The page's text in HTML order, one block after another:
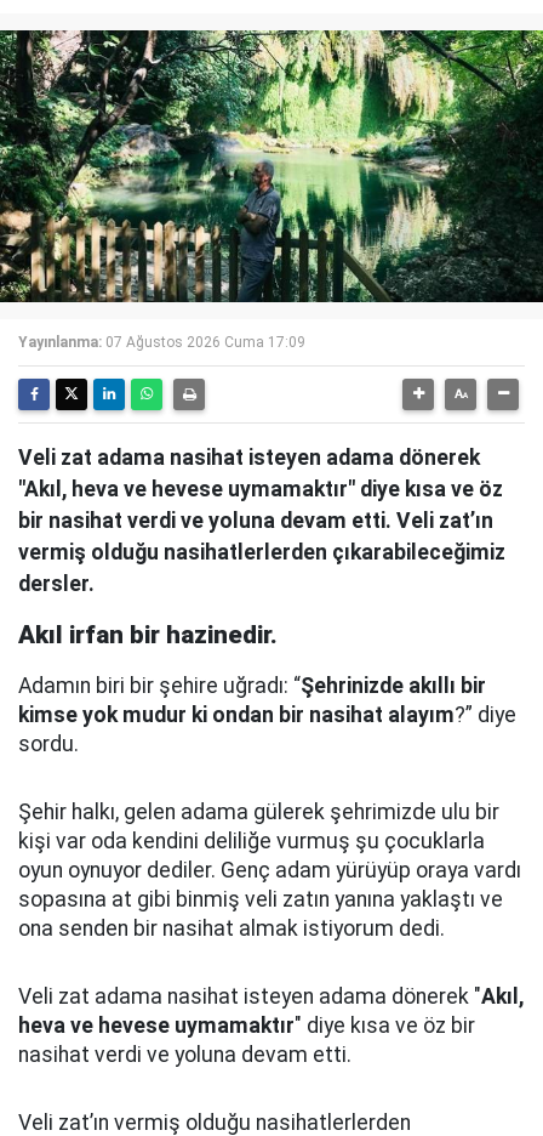
Yayınlanma: 07 Ağustos 2026 Cuma 17:09
Veli zat adama nasihat isteyen adama dönerek
"Akıl, heva ve hevese uymamaktır" diye kısa ve öz
bir nasihat verdi ve yoluna devam etti. Veli zat’ın
vermiş olduğu nasihatlerlerden çıkarabileceğimiz
dersler.
Akıl irfan bir hazinedir.
Adamın biri bir şehire uğradı: “Şehrinizde akıllı bir
kimse yok mudur ki ondan bir nasihat alayım?” diye
sordu.
Şehir halkı, gelen adama gülerek şehrimizde ulu bir
kişi var oda kendini deliliğe vurmuş şu çocuklarla
oyun oynuyor dediler. Genç adam yürüyüp oraya vardı
sopasına at gibi binmiş veli zatın yanına yaklaştı ve
ona senden bir nasihat almak istiyorum dedi.
Veli zat adama nasihat isteyen adama dönerek "Akıl,
heva ve hevese uymamaktır" diye kısa ve öz bir
nasihat verdi ve yoluna devam etti.
Veli zat’ın vermiş olduğu nasihatlerlerden